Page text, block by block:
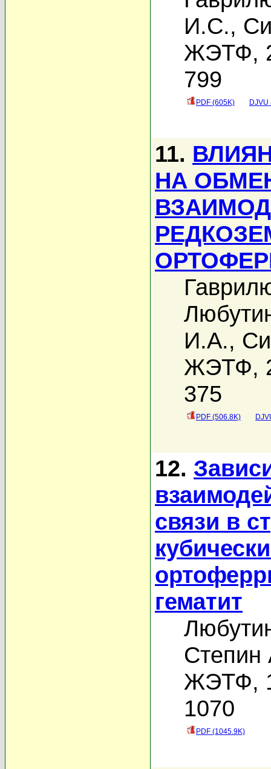
И.С.,
ЖЭТФ,
799
PDF (605K) DJVU
11.
НА
И.А.,
ЖЭТФ,
375
PDF (506.8K)
12.
связи в
гематит
ЖЭТФ,
1070
PDF (1045.9K)